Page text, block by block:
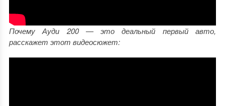
Почему Ауди 200 — это деальный первый авто,
расскажет этот видеосюжет: